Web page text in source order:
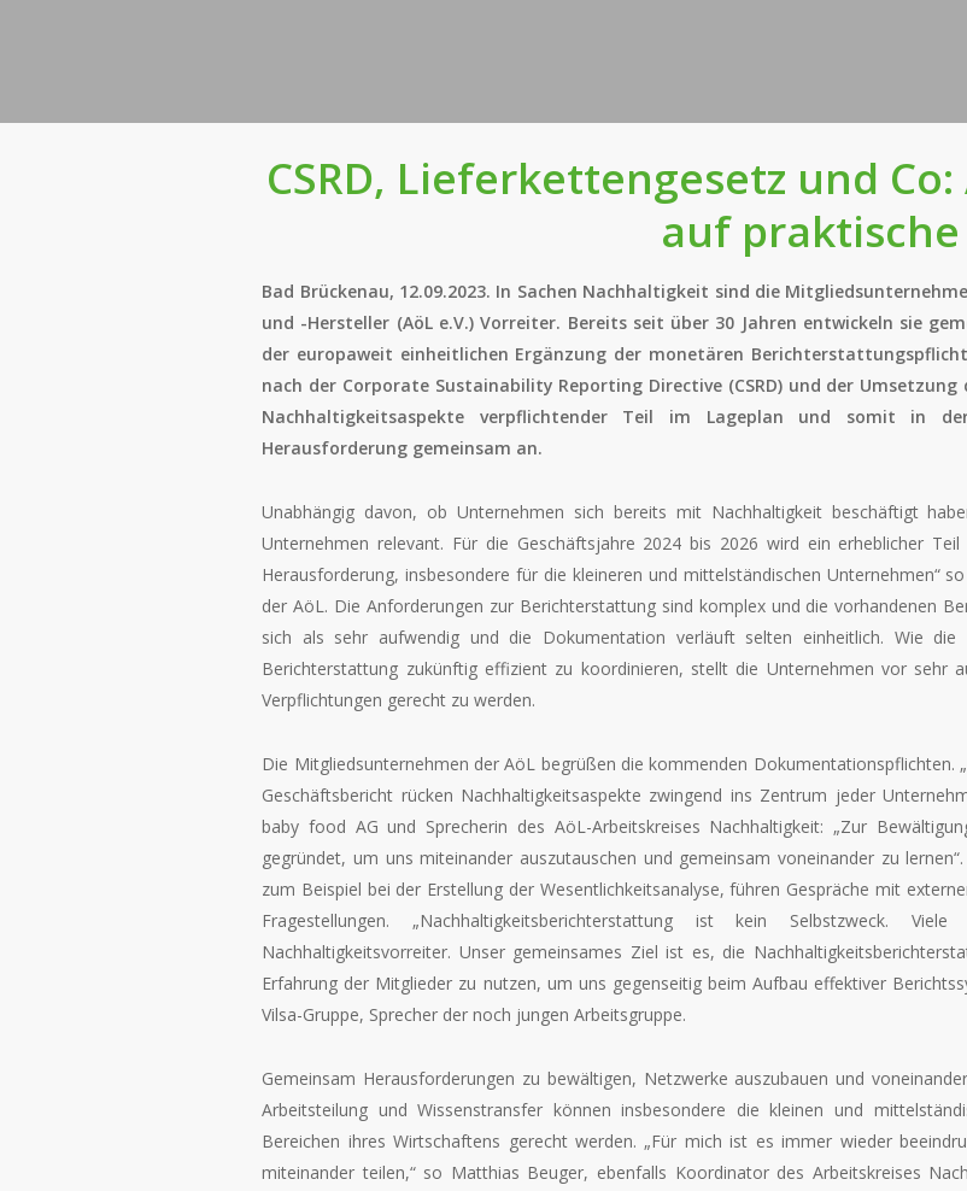
CSRD, Lieferkettengesetz und
auf praktische
Bad Brückenau, 12.09.2023. In Sachen Nachhaltigkeit sind die
und -Hersteller (AöL e.V.) Vorreiter. Bereits seit über 30 Jahren entwickeln sie
der europaweit einheitlichen Ergänzung der monetären
nach der Corporate Sustainability Reporting Directive (CSRD) und der
Nachhaltigkeitsaspekte verpflichtender Teil im Lageplan und somit in
Herausforderung gemeinsam an.
Unabhängig davon, ob Unternehmen sich bereits mit Nachhaltigkeit beschäftigt
Unternehmen relevant. Für die Geschäftsjahre 2024 bis 2026 wird ein erheblicher
Herausforderung, insbesondere für die kleineren und mittelständischen Unternehmen“
der AöL. Die Anforderungen zur Berichterstattung sind komplex und die vorhandenen
sich als sehr aufwendig und die Dokumentation verläuft selten einheitlich. Wie
Berichterstattung zukünftig effizient zu koordinieren, stellt die Unternehmen vor sehr
Verpflichtungen gerecht zu werden.
Die Mitgliedsunternehmen der AöL begrüßen die kommenden Dokumentationspflichten.
Geschäftsbericht rücken Nachhaltigkeitsaspekte zwingend ins Zentrum jeder
baby food AG und Sprecherin des AöL-Arbeitskreises Nachhaltigkeit: „Zur
gegründet, um uns miteinander auszutauschen und gemeinsam voneinander zu
zum Beispiel bei der Erstellung der Wesentlichkeitsanalyse, führen Gespräche mit
Fragestellungen. „Nachhaltigkeitsberichterstattung ist kein Selbstzweck.
Nachhaltigkeitsvorreiter. Unser gemeinsames Ziel ist es, die
Erfahrung der Mitglieder zu nutzen, um uns gegenseitig beim Aufbau effektiver
Vilsa-Gruppe, Sprecher der noch jungen Arbeitsgruppe.
Gemeinsam Herausforderungen zu bewältigen, Netzwerke auszubauen und
Arbeitsteilung und Wissenstransfer können insbesondere die kleinen und
Bereichen ihres Wirtschaftens gerecht werden. „Für mich ist es immer wieder
miteinander teilen,“ so Matthias Beuger, ebenfalls Koordinator des Arbeitskreises